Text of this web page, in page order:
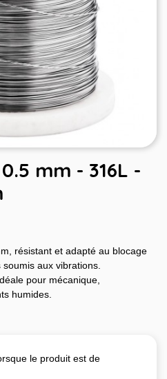
mm - 316L -
résistant et adapté au blocage
aux vibrations.
pour mécanique,
humides.
le produit est de